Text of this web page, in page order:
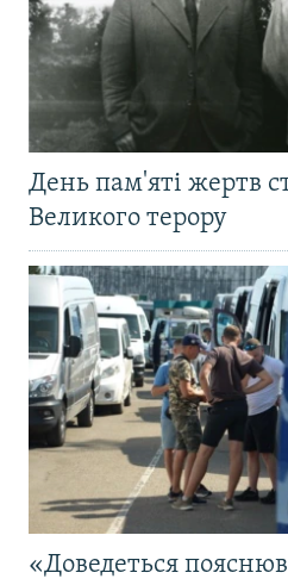
День пам'яті жертв
Великого терору
«Доведеться